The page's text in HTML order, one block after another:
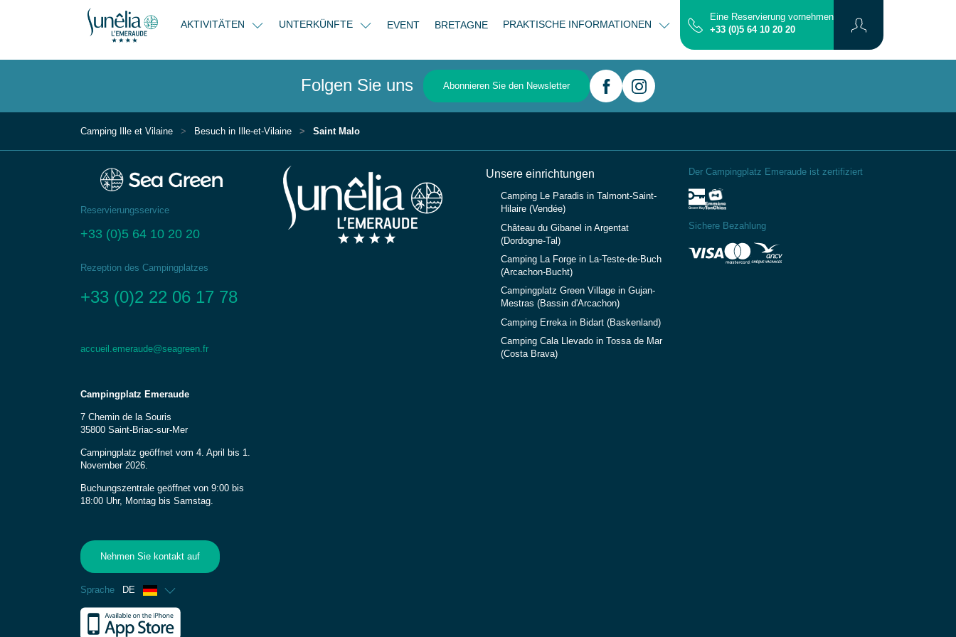
AKTIVITÄTEN UNTERKÜNFTE EVENT BRETAGNE PRAKTISCHE INFORMATIONEN KONTAKT PLAN
Eine Reservierung vornehmen
+33 (0)5 64 10 20 20
Folgen Sie uns Abonnieren Sie den Newsletter
Camping Ille et Vilaine Besuch in Ille-et-Vilaine Saint Malo
Reservierungsservice
+33 (0)5 64 10 20 20
Rezeption des Campingplatzes
+33 (0)2 22 06 17 78
accueil.emeraude@seagreen.fr
Campingplatz Emeraude
7 Chemin de la Souris
35800 Saint-Briac-sur-Mer
Campingplatz geöffnet vom 4. April bis 1.
November 2026.
Buchungszentrale geöffnet von 9:00 bis
18:00 Uhr, Montag bis Samstag.
Nehmen Sie kontakt auf
Sprache DE
Französisch
Unsere einrichtungen
Camping Le Paradis in Talmont-Saint-
Hilaire (Vendée)
Château du Gibanel in Argentat
(Dordogne-Tal)
Camping La Forge in La-Teste-de-Buch
(Arcachon-Bucht)
Campingplatz Green Village in Gujan-
Mestras (Bassin d'Arcachon)
Camping Erreka in Bidart (Baskenland)
Camping Cala Llevado in Tossa de Mar
(Costa Brava)
Der Campingplatz Emeraude ist zertifiziert
Sichere Bezahlung